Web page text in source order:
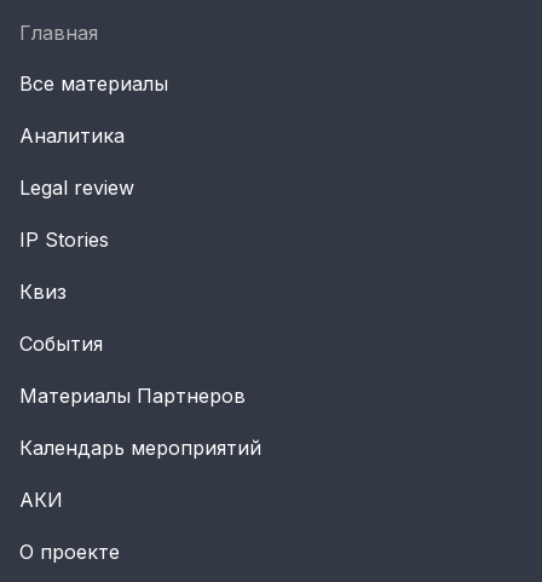
Главная
Все материалы
Аналитика
Legal review
IP Stories
Квиз
События
Материалы Партнеров
Календарь мероприятий
АКИ
О проекте